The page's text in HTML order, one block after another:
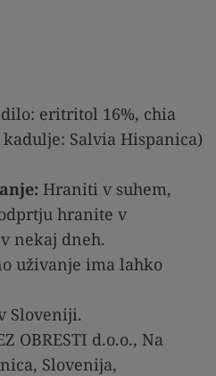
eritritol 16%, chia
Salvia Hispanica)
Hraniti v suhem,
hranite v
nekaj dneh.
uživanje ima lahko
Sloveniji.
OBRESTI d.o.o., Na
Slovenija,